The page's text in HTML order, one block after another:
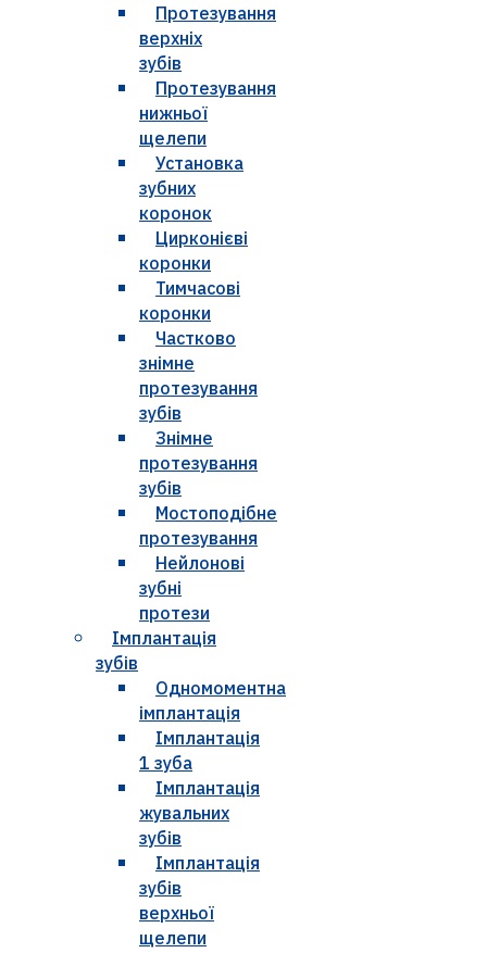
Протезування
верхніх
зубів
Протезування
нижньої
щелепи
Установка
зубних
коронок
Цирконієві
коронки
Тимчасові
коронки
Частково
знімне
протезування
зубів
Знімне
протезування
зубів
Мостоподібне
протезування
Нейлонові
зубні
протези
Імплантація
зубів
Одномоментна
імплантація
Імплантація
1 зуба
Імплантація
жувальних
зубів
Імплантація
зубів
верхньої
щелепи